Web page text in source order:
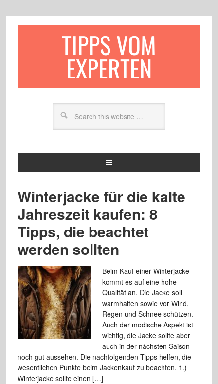
TIPPS VOM
EXPERTEN
Winterjacke für die kalte
Jahreszeit kaufen: 8
Tipps, die beachtet
werden sollten
Beim Kauf einer Winterjacke
kommt es auf eine hohe
Qualität an. Die Jacke soll
warmhalten sowie vor Wind,
Regen und Schnee schützen.
Auch der modische Aspekt ist
wichtig, die Jacke sollte aber
auch in der nächsten Saison
noch gut aussehen. Die nachfolgenden Tipps helfen, die
wesentlichen Punkte beim Jackenkauf zu beachten. 1.)
Winterjacke sollte einen […]